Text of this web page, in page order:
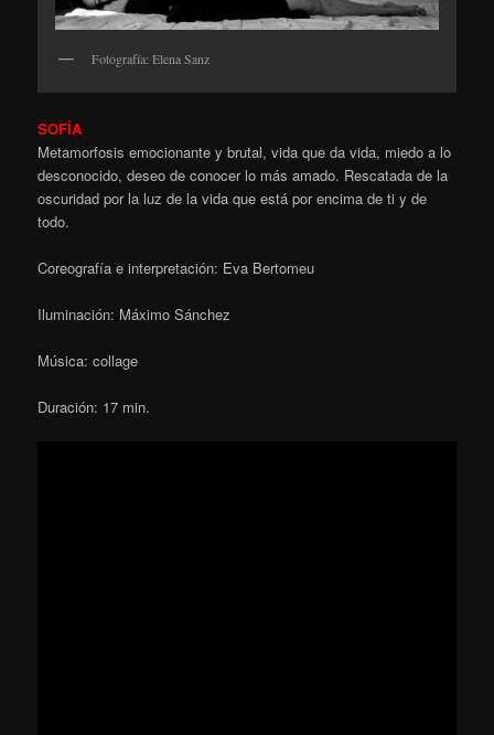
Fotografía: Elena Sanz
SOFÍA
Metamorfosis emocionante y brutal, vida que da vida, miedo a lo
desconocido, deseo de conocer lo más amado. Rescatada de la
oscuridad por la luz de la vida que está por encima de ti y de
todo.
Coreografía e interpretación: Eva Bertomeu
Iluminación: Máximo Sánchez
Música: collage
Duración: 17 min.